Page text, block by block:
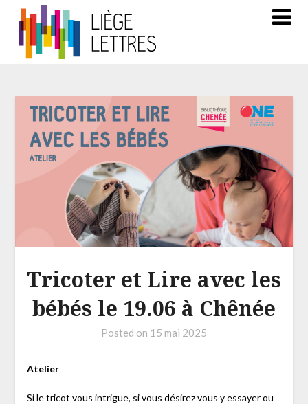
Tricoter et Lire avec les
bébés le 19.06 à Chênée
Posted on 15 mai 2025
Atelier
Si le tricot vous intrigue, si vous désirez vous y essayer ou